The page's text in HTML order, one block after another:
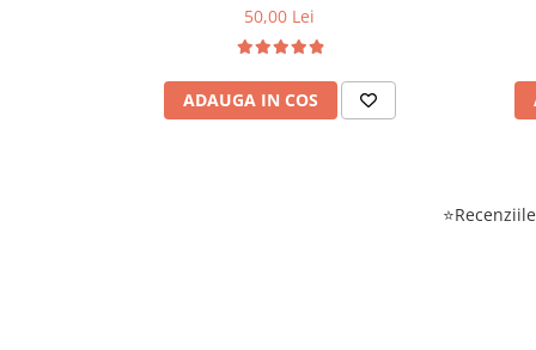
50,00 Lei
ADAUGA IN COS